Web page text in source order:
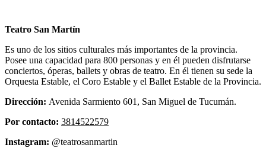
Teatro San Martín
Es uno de los sitios culturales más importantes de la provincia.
Posee una capacidad para 800 personas y en él pueden disfrutarse
conciertos, óperas, ballets y obras de teatro. En él tienen su sede la
Orquesta Estable, el Coro Estable y el Ballet Estable de la Provincia.
Dirección: Avenida Sarmiento 601, San Miguel de Tucumán.
Por contacto: 3814522579
Instagram: @teatrosanmartin